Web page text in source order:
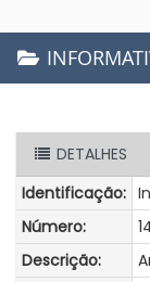
DETALHES
Identificação:
Número:
Descrição: